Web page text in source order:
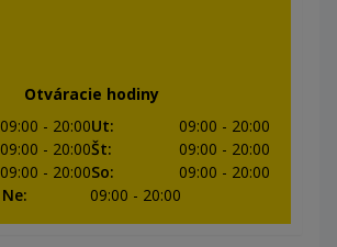
Otváracie hodiny
09:00 - 20:00Ut: 09:00 - 20:00
09:00 - 20:00Št: 09:00 - 20:00
09:00 - 20:00So: 09:00 - 20:00
Ne: 09:00 - 20:00